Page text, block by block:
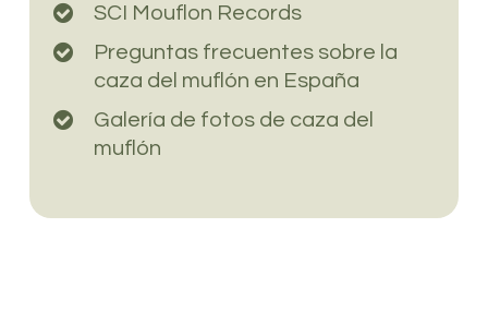
SCI Mouflon Records
Preguntas frecuentes sobre la
caza del muflón en España
Galería de fotos de caza del
muflón